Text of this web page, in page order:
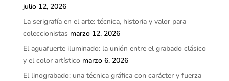
julio 12, 2026
La serigrafía en el arte: técnica, historia y valor para
coleccionistas marzo 12, 2026
El aguafuerte iluminado: la unión entre el grabado clásico
y el color artístico marzo 6, 2026
El linograbado: una técnica gráfica con carácter y fuerza